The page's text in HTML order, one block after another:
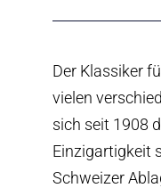
Der Klassiker
vielen
sich seit 1908
Einzigartigkeit
Schweizer